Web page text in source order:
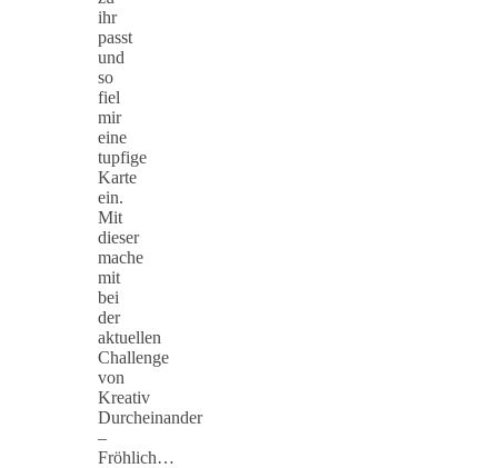
ihr
passt
und
so
fiel
mir
eine
tupfige
Karte
ein.
Mit
dieser
mache
mit
bei
der
aktuellen
Challenge
von
Kreativ
Durcheinander
–
Fröhlich…